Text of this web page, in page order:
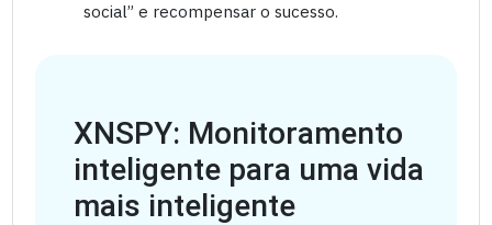
social” e recompensar o sucesso.
XNSPY: Monitoramento
inteligente para uma vida
mais inteligente